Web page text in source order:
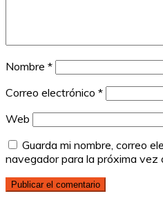
Nombre *
Correo electrónico *
Web
Guarda mi nombre, correo
navegador para la próxima vez